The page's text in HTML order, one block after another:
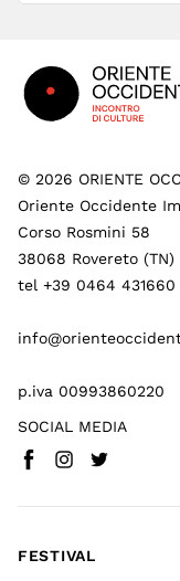
© 2026 ORIENTE
Oriente Occidente
Corso Rosmini 58
38068 Rovereto (TN)
tel +39 0464 431660
p.iva 00993860220
SOCIAL MEDIA
Facebook(
Instagram
Twitter
FESTIVAL